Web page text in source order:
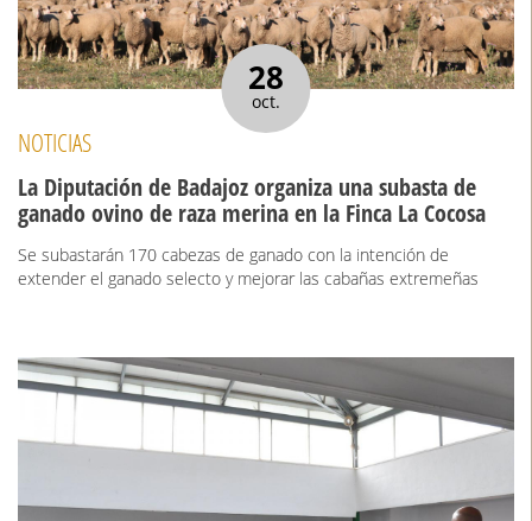
28
oct.
NOTICIAS
La Diputación de Badajoz organiza una subasta de
ganado ovino de raza merina en la Finca La Cocosa
Se subastarán 170 cabezas de ganado con la intención de
extender el ganado selecto y mejorar las cabañas extremeñas